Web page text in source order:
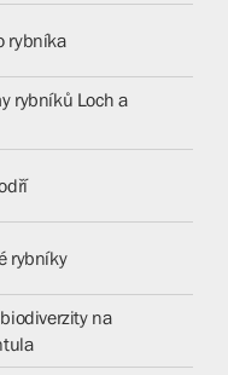
rybníka
rybníků Loch a
rybníky
na